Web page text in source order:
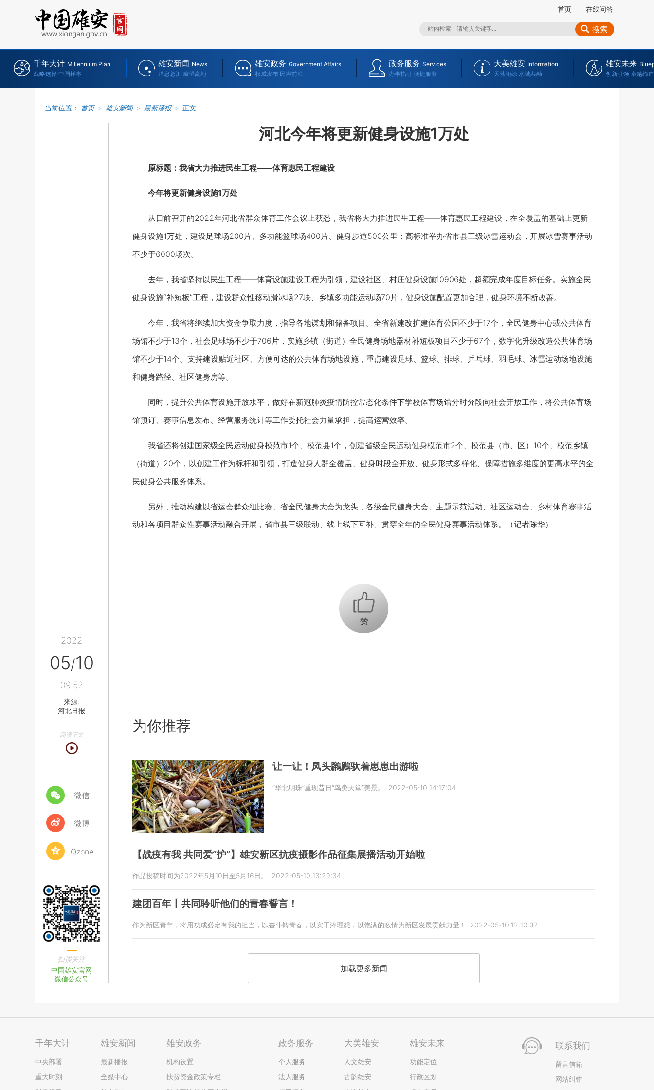
首页 在线问答
搜索
千年大计 Millennium Plan
战略选择 中国样本
雄安新闻 News
消息总汇 瞭望高地
雄安政务 Government Affairs
权威发布 民声前沿
政务服务 Services
办事指引 便捷服务
大美雄安 Information
天蓝地绿 水城共融
雄安未来
创新引领 卓越缔造
当前位置： 首页 > 雄安新闻 > 最新播报 > 正文
2022
05/10
09:52
来源:
河北日报
阅读正文
微信
微博
Qzone
扫描关注
中国雄安官网
微信公众号
河北今年将更新健身设施1万处
原标题：我省大力推进民生工程——体育惠民工程建设
今年将更新健身设施1万处
从日前召开的2022年河北省群众体育工作会议上获悉，我省将大力推进民生工程——体育惠民工程建设，在全覆盖的基础上更新
健身设施1万处，建设足球场200片、多功能篮球场400片、健身步道500公里；高标准举办省市县三级冰雪运动会，开展冰雪赛事活动
不少于6000场次。
去年，我省坚持以民生工程——体育设施建设工程为引领，建设社区、村庄健身设施10906处，超额完成年度目标任务。实施全民
健身设施“补短板”工程，建设群众性移动滑冰场27块、乡镇多功能运动场70片，健身设施配置更加合理，健身环境不断改善。
今年，我省将继续加大资金争取力度，指导各地谋划和储备项目。全省新建改扩建体育公园不少于17个，全民健身中心或公共体育
场馆不少于13个，社会足球场不少于706片，实施乡镇（街道）全民健身场地器材补短板项目不少于67个，数字化升级改造公共体育场
馆不少于14个。支持建设贴近社区、方便可达的公共体育场地设施，重点建设足球、篮球、排球、乒乓球、羽毛球、冰雪运动场地设施
和健身路径、社区健身房等。
同时，提升公共体育设施开放水平，做好在新冠肺炎疫情防控常态化条件下学校体育场馆分时分段向社会开放工作，将公共体育场
馆预订、赛事信息发布、经营服务统计等工作委托社会力量承担，提高运营效率。
我省还将创建国家级全民运动健身模范市1个、模范县1个，创建省级全民运动健身模范市2个、模范县（市、区）10个、模范乡镇
（街道）20个，以创建工作为标杆和引领，打造健身人群全覆盖、健身时段全开放、健身形式多样化、保障措施多维度的更高水平的全
民健身公共服务体系。
另外，推动构建以省运会群众组比赛、省全民健身大会为龙头，各级全民健身大会、主题示范活动、社区运动会、乡村体育赛事活
动和各项目群众性赛事活动融合开展，省市县三级联动、线上线下互补、贯穿全年的全民健身赛事活动体系。（记者陈华）
+1
为你推荐
让一让！凤头鸊鷉驮着崽崽出游啦
“华北明珠”重现昔日“鸟类天堂”美景。 2022-05-10 14:17:04
【战疫有我 共同爱“护”】雄安新区抗疫摄影作品征集展播活动开始啦
作品投稿时间为2022年5月10日至5月16日。 2022-05-10 13:29:34
建团百年丨共同聆听他们的青春誓言！
作为新区青年，将用功成必定有我的担当，以奋斗铸青春，以实干淬理想，以饱满的激情为新区发展贡献力量！ 2022-05-10 12:10:37
加载更多新闻
千年大计
中央部署
重大时刻
雄安新闻
最新播报
全媒中心
雄安政务
机构设置
扶贫资金政策专栏
政务服务
个人服务
法人服务
大美雄安
人文雄安
古韵雄安
雄安未来
功能定位
行政区划
联系我们
留言信箱
网站纠错